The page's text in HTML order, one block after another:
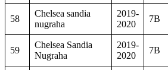
58
Chelsea sandia
nugraha
2019-
2020
7B
59
Chelsea Sandia
Nugraha
2019-
2020
7B